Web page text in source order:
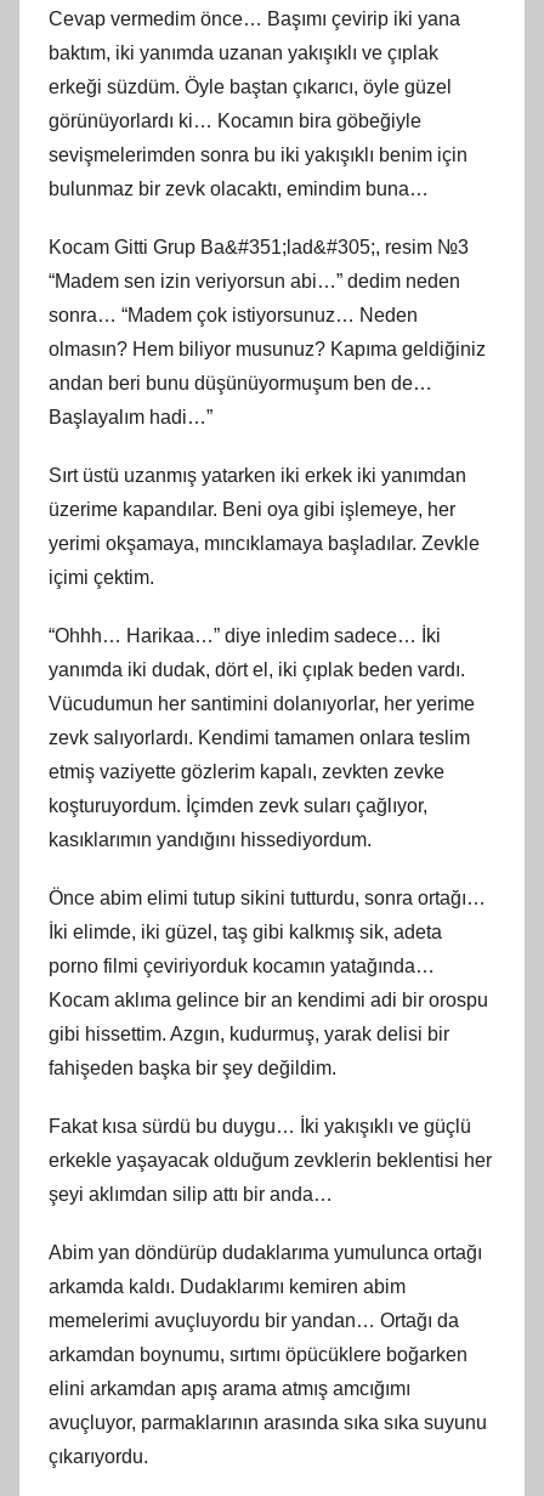
Cevap vermedim önce… Başımı çevirip iki yana
baktım, iki yanımda uzanan yakışıklı ve çıplak
erkeği süzdüm. Öyle baştan çıkarıcı, öyle güzel
görünüyorlardı ki… Kocamın bira göbeğiyle
sevişmelerimden sonra bu iki yakışıklı benim için
bulunmaz bir zevk olacaktı, emindim buna…
Kocam Gitti Grup Ba&#351;lad&#305;, resim №3
“Madem sen izin veriyorsun abi…” dedim neden
sonra… “Madem çok istiyorsunuz… Neden
olmasın? Hem biliyor musunuz? Kapıma geldiğiniz
andan beri bunu düşünüyormuşum ben de…
Başlayalım hadi…”
Sırt üstü uzanmış yatarken iki erkek iki yanımdan
üzerime kapandılar. Beni oya gibi işlemeye, her
yerimi okşamaya, mıncıklamaya başladılar. Zevkle
içimi çektim.
“Ohhh… Harikaa…” diye inledim sadece… İki
yanımda iki dudak, dört el, iki çıplak beden vardı.
Vücudumun her santimini dolanıyorlar, her yerime
zevk salıyorlardı. Kendimi tamamen onlara teslim
etmiş vaziyette gözlerim kapalı, zevkten zevke
koşturuyordum. İçimden zevk suları çağlıyor,
kasıklarımın yandığını hissediyordum.
Önce abim elimi tutup sikini tutturdu, sonra ortağı…
İki elimde, iki güzel, taş gibi kalkmış sik, adeta
porno filmi çeviriyorduk kocamın yatağında…
Kocam aklıma gelince bir an kendimi adi bir orospu
gibi hissettim. Azgın, kudurmuş, yarak delisi bir
fahişeden başka bir şey değildim.
Fakat kısa sürdü bu duygu… İki yakışıklı ve güçlü
erkekle yaşayacak olduğum zevklerin beklentisi her
şeyi aklımdan silip attı bir anda…
Abim yan döndürüp dudaklarıma yumulunca ortağı
arkamda kaldı. Dudaklarımı kemiren abim
memelerimi avuçluyordu bir yandan… Ortağı da
arkamdan boynumu, sırtımı öpücüklere boğarken
elini arkamdan apış arama atmış amcığımı
avuçluyor, parmaklarının arasında sıka sıka suyunu
çıkarıyordu.